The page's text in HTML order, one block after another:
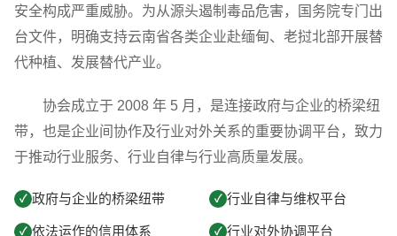
安全构成严重威胁。为从源头遏制毒品危害，国务院专门出
台文件，明确支持云南省各类企业赴缅甸、老挝北部开展替
代种植、发展替代产业。
协会成立于 2008 年 5 月，是连接政府与企业的桥梁纽
带，也是企业间协作及行业对外关系的重要协调平台，致力
于推动行业服务、行业自律与行业高质量发展。
✓ 政府与企业的桥梁纽带 ✓ 行业自律与维权平台
✓ 依法运作的信用体系 ✓ 行业对外协调平台